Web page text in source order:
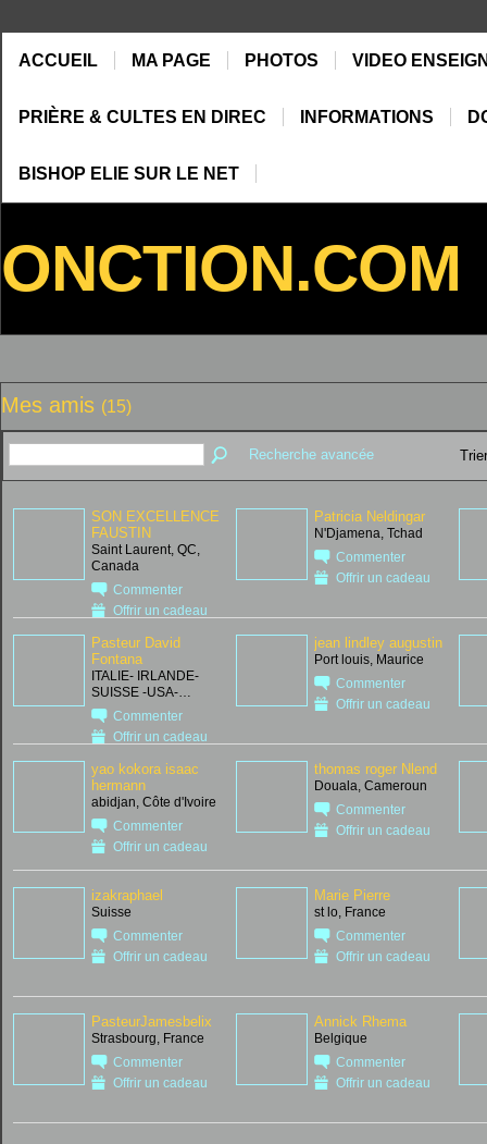
ACCUEIL MA PAGE PHOTOS VIDEO
PRIÈRE & CULTES EN DIREC INFORMATIONS
BISHOP ELIE SUR LE NET
ONCTION.COM
Mes amis (15)
Recherche avancée
SON EXCELLENCE
FAUSTIN
Saint Laurent, QC,
Canada
Commenter
Offrir un cadeau
Patricia Neldingar
N'Djamena, Tchad
Commenter
Offrir un cadeau
Pasteur David
Fontana
ITALIE- IRLANDE-
SUISSE -USA-…
Commenter
Offrir un cadeau
jean lindley augustin
Port louis, Maurice
Commenter
Offrir un cadeau
yao kokora isaac
hermann
abidjan, Côte d'Ivoire
Commenter
Offrir un cadeau
thomas roger Nlend
Douala, Cameroun
Commenter
Offrir un cadeau
izakraphael
Suisse
Commenter
Offrir un cadeau
Marie Pierre
st lo, France
Commenter
Offrir un cadeau
PasteurJamesbelix
Strasbourg, France
Commenter
Offrir un cadeau
Annick Rhema
Belgique
Commenter
Offrir un cadeau